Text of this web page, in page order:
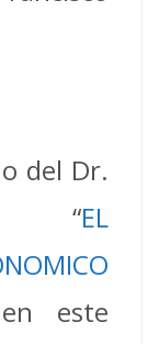
del Dr.
“EL
este